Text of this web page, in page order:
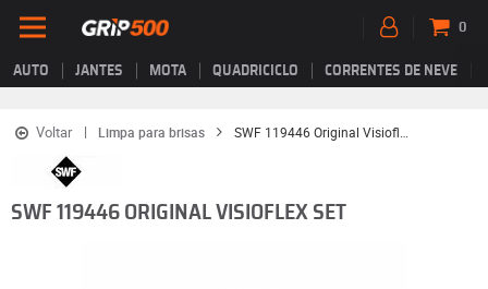
AUTO JANTES MOTA QUADRICICLO CORRENTES DE NEVE
0
Voltar Limpa para brisas
SWF 119446 ORIGINAL VISIOFLEX SET